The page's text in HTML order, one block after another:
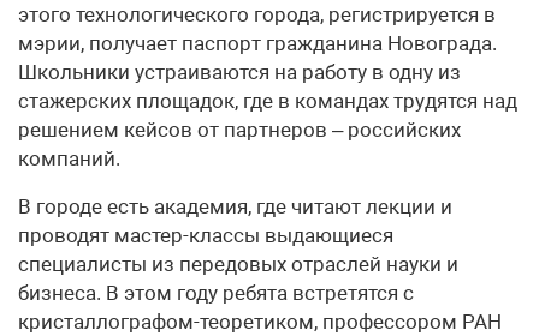
этого технологического города, регистрируется в
мэрии, получает паспорт гражданина Новограда.
Школьники устраиваются на работу в одну из
стажерских площадок, где в командах трудятся над
решением кейсов от партнеров – российских
компаний.
В городе есть академия, где читают лекции и
проводят мастер-классы выдающиеся
специалисты из передовых отраслей науки и
бизнеса. В этом году ребята встретятся с
кристаллографом-теоретиком, профессором РАН